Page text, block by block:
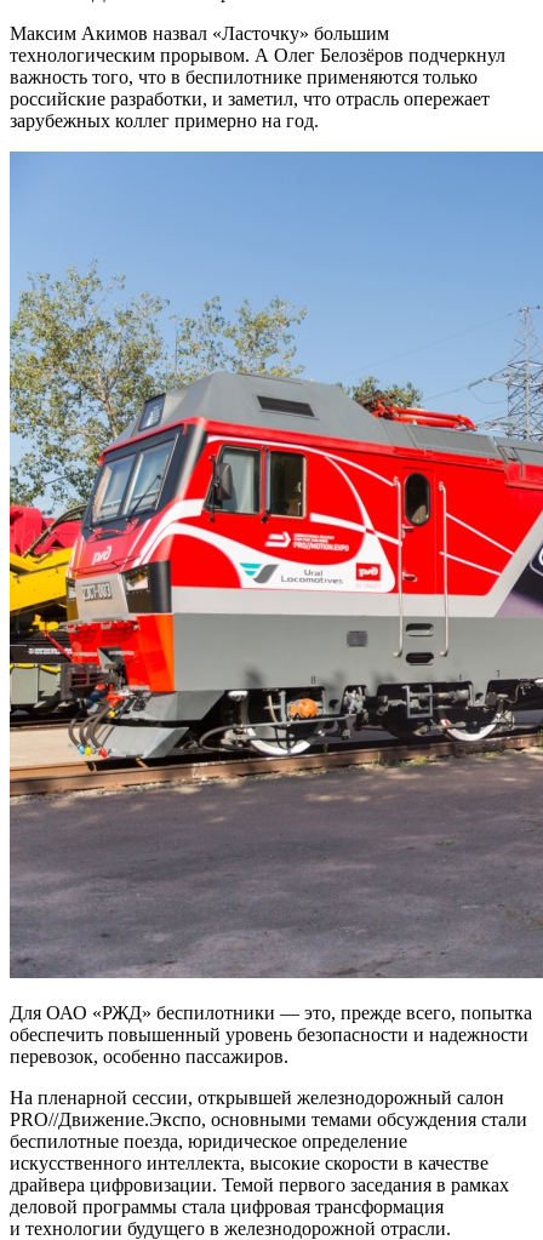
Максим Акимов назвал «Ласточку» большим
технологическим прорывом. А Олег Белозёров подчеркнул
важность того, что в беспилотнике применяются только
российские разработки, и заметил, что отрасль опережает
зарубежных коллег примерно на год.
Для ОАО «РЖД» беспилотники — это, прежде всего, попытка
обеспечить повышенный уровень безопасности и надежности
перевозок, особенно пассажиров.
На пленарной сессии, открывшей железнодорожный салон
PRO//Движение.Экспо, основными темами обсуждения стали
беспилотные поезда, юридическое определение
искусственного интеллекта, высокие скорости в качестве
драйвера цифровизации. Темой первого заседания в рамках
деловой программы стала цифровая трансформация
и технологии будущего в железнодорожной отрасли.